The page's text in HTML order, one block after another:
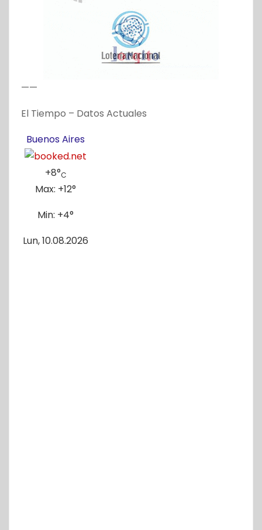
——
El Tiempo – Datos Actuales
Buenos Aires
+8°C
Max: +12°
Min: +4°
Lun, 10.08.2026